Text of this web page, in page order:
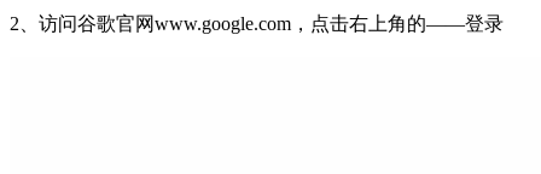
2、访问谷歌官网www.google.com，点击右上角的——登录